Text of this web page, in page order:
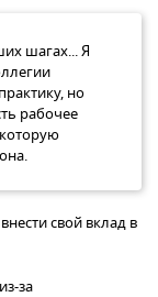
шагах... Я
но
рабочее
свой вклад в
за